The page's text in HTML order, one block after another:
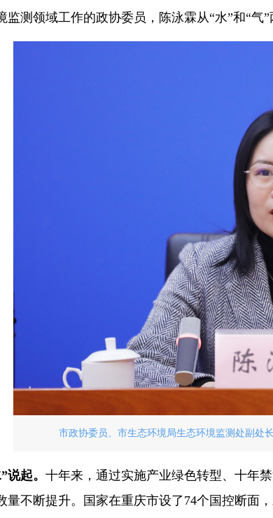
监测领域工作的政协委员，陈泳霖从“水”和“气
市政协委员、市生态环境局生态环境监测处副处
说起。 十年来，通过实施产业绿色转型、十年
量不断提升。国家在重庆市设了74个国控断面